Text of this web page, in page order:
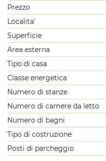
Prezzo
Localita'
Superficie
Area esterna
Tipo di casa
Classe energetica
Numero di stanze
Numero di camere da letto
Numero di bagni
Tipo di costruzione
Posti di parcheggio